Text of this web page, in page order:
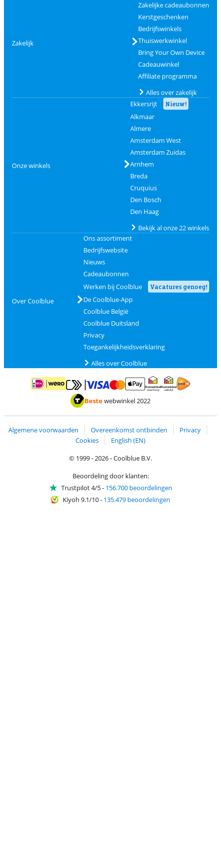
Zakelijk
Zakelijke cadeaubonnen
Kerstgeschenken
Bedrijfswinkels
Thuiswerkwinkel
Bring Your Own Device
Cadeauwinkel
Affiliate programma
Alles over zakelijk
Onze winkels
Ekkersrijt Nieuw!
Alkmaar
Almere
Amsterdam West
Amsterdam Zuidas
Arnhem
Breda
Cruquius
Den Bosch
Den Haag
Bekijk al onze 22 winkels
Over Coolblue
Ons assortiment
Bedrijfswebsite
Nieuws
Cadeaubonnen
Werken bij Coolblue
Vacatures genoeg!
De Coolblue-App
Coolblue België
Coolblue Duitsland
Privacy
Toegankelijkheidsverklaring
Alles over Coolblue
Betalen met iDEAL | WeroBetalen met MasterCard en Visa via ClickToPay
Betalen met ApplePay
Thuiswinkel waarborg
Bestewebwinkel 2022
Algemene voorwaarden Overeenkomst ontbinden
Privacy
Cookies
English (EN)
© 1999 - 2026 - Coolblue B.V.
Beoordeling door klanten:
Trustpilot 4/5- 156.700 beoordelingen
Kiyoh 9.1/10- 135.479 beoordelingen